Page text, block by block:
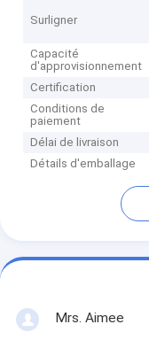
Surligner
Capacité
d'approvisionnement
Certification
Conditions de
paiement
Délai de livraison
Détails d'emballage
Mrs. Aimee